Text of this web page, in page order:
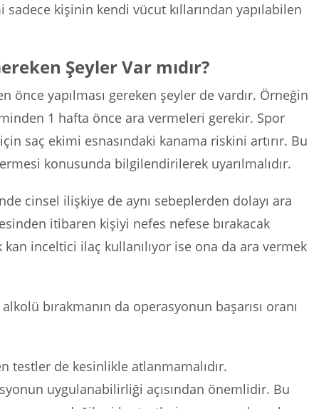
kişinin kendi vücut kıllarından yapılabilen
Şeyler Var mıdır?
yapılması gereken şeyler de vardır. Örneğin
1 hafta önce ara vermeleri gerekir. Spor
için saç ekimi esnasındaki kanama riskini artırır. Bu
konusunda bilgilendirilerek uyarılmalıdır.
cinsel ilişkiye de aynı sebeplerden dolayı ara
itibaren kişiyi nefes nefese bırakacak
kan inceltici ilaç kullanılıyor ise ona da ara vermek
bırakmanın da operasyonun başarısı oranı
testler de kesinlikle atlanmamalıdır.
uygulanabilirliği açısından önemlidir. Bu